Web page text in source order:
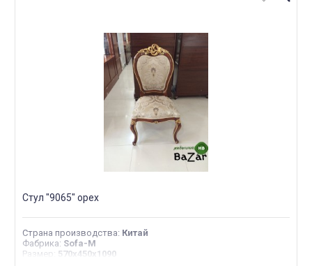
Стул "9065" орех
Страна производства: Китай
Фабрика: Sofa-M
Размер : 570x450x1090